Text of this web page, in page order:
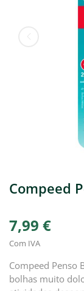
Compeed
7,99 €
Com IVA
Compeed Penso
bolhas muito